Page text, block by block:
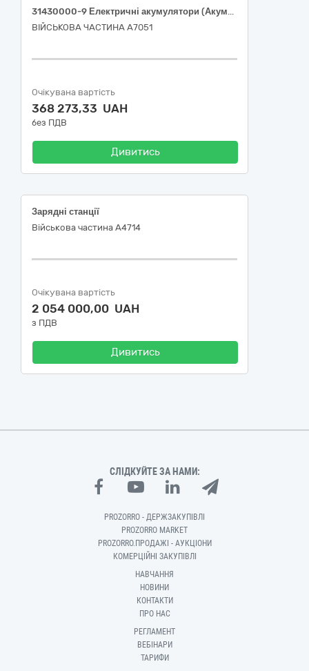
31430000-9 Електричні акумулятори (Акумуляторна збірка Li-ion 14s 76 А/год, яка є сумісною і використовується в БпЛА HEAVY SHOT) (засоби спеціального призначення))
ВІЙСЬКОВА ЧАСТИНА А7051
Очікувана вартість
368 273,33 UAH
без ПДВ
Дивитись
Зарядні станції
Військова частина А4714
Очікувана вартість
2 054 000,00 UAH
з ПДВ
Дивитись
СЛІДКУЙТЕ ЗА НАМИ:
PROZORRO - ДЕРЖЗАКУПІВЛІ
PROZORRO MARKET
PROZORRO.ПРОДАЖІ - АУКЦІОНИ
КОМЕРЦІЙНІ ЗАКУПІВЛІ
НАВЧАННЯ
НОВИНИ
КОНТАКТИ
ПРО НАС
РЕГЛАМЕНТ
ВЕБІНАРИ
ТАРИФИ